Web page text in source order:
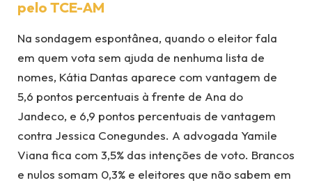
pelo TCE-AM
Na sondagem espontânea, quando o eleitor fala
em quem vota sem ajuda de nenhuma lista de
nomes, Kátia Dantas aparece com vantagem de
5,6 pontos percentuais à frente de Ana do
Jandeco, e 6,9 pontos percentuais de vantagem
contra Jessica Conegundes. A advogada Yamile
Viana fica com 3,5% das intenções de voto. Brancos
e nulos somam 0,3% e eleitores que não sabem em